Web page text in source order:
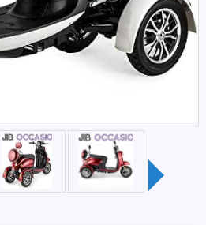
mobylette électrique, vespa,
électrique, scooter rétro
électrique, skateboards
pmr, scooter séniors, scooter
100% électrique, harley
elec, bises, fatbee, fat,
écolo, fun, tcruiser, t cruiser,
excel bise, city, citycoco,
monowheel, vélo électrique,
électrique, livraison, uber
eat, easy-watts, deux-roues, 50
, unu, niu, 2twenty, eccity,
faucon, e5, rider, super soco,
roadster, gyropode,